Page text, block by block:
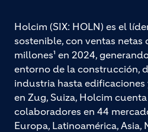
Holcim (SIX: HOLN) es el
sostenible, con ventas netas
millones¹ en 2024,
entorno de la construcción,
industria hasta edificaciones
en Zug, Suiza, Holcim
colaboradores en 44
Europa, Latinoamérica, Asia,